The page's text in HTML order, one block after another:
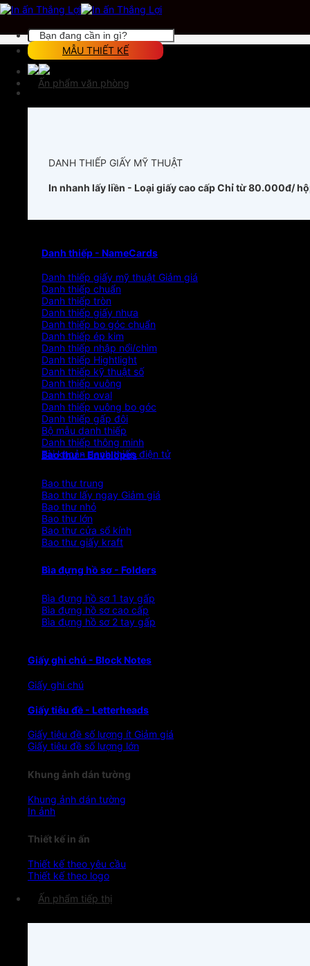
Chuyển
đến
dung
Tìm
kiếm:
MẪU THIẾT KẾ
Ấn phẩm văn phòng
DANH THIẾP GIẤY MỸ THUẬT
In nhanh lấy liền - Loại giấy cao cấpChỉ từ 80.000đ/
Danh thiếp - NameCards
Danh thiếp giấy mỹ thuật
Danh thiếp chuẩn
Danh thiếp tròn
Danh thiếp giấy nhựa
Danh thiếp bo góc chuẩn
Danh thiếp ép kim
Danh thiếp nhập nổi/chìm
Danh thiếp Hightlight
Danh thiếp kỹ thuật số
Danh thiếp vuông
Danh thiếp oval
Danh thiếp vuông bo góc
Danh thiếp gấp đôi
Bộ mẫu danh thiếp
Danh thiếp thông minh
Tài khoản danh thiếp điện tử
Bao thư - Envelopes
Bao thư trung
Bao thư lấy ngay
Bao thư nhỏ
Bao thư lớn
Bao thư cửa sổ kính
Bao thư giấy kraft
Bìa đựng hồ sơ - Folders
Bìa đựng hồ sơ 1 tay gấp
Bìa đựng hồ sơ cao cấp
Bìa đựng hồ sơ 2 tay gấp
Giấy ghi chú - Block Notes
Giấy ghi chú
Giấy tiêu đề - Letterheads
Giấy tiêu đề số lượng ít
Giấy tiêu đề số lượng lớn
Khung ảnh dán tường
Khung ảnh dán tường
In ảnh
Thiết kế in ấn
Thiết kế theo yêu cầu
Thiết kế theo logo
Ấn phẩm tiếp thị